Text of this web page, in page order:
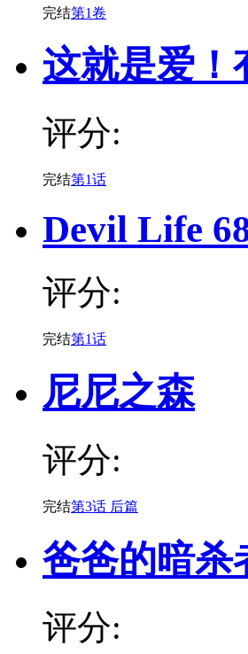
完结第1卷
这就是爱！
评分:
完结第1话
Devil Life
评分:
完结第1话
尼尼之森
评分:
完结第3话 后篇
爸爸的暗杀
评分: